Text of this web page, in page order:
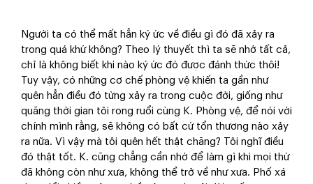
Người ta có thể mất hẳn ký ức về điều gì đó đã xảy ra
trong quá khứ không? Theo lý thuyết thì ta sẽ nhớ tất cả,
chỉ là không biết khi nào ký ức đó được đánh thức thôi!
Tuy vậy, có những cơ chế phòng vệ khiến ta gần như
quên hẳn điều đó từng xảy ra trong cuộc đời, giống như
quãng thời gian tôi rong ruổi cùng K. Phòng vệ, để nói với
chính mình rằng, sẽ không có bất cứ tổn thương nào xảy
ra nữa. Vì vậy mà tôi quên hết thật chăng? Tôi nghĩ điều
đó thật tốt. K. cũng chẳng cần nhớ để làm gì khi mọi thứ
đã không còn như xưa, không thể trở về như xưa. Phố xá